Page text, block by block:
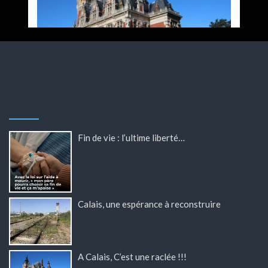
Fin de vie : l’ultime liberté…
Calais, une espérance à reconstruire
A Calais, C’est une raclée !!!